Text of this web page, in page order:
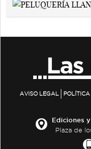
AVISO LEGAL
Ediciones y
Plaza de